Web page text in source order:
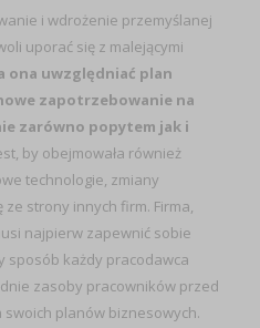
i wdrożenie przemyślanej
uporać się z malejącymi
ona uwzględniać plan
zapotrzebowanie na
zarówno popytem jak i
by obejmowała również
technologie, zmiany
strony innych firm. Firma,
najpierw zapewnić sobie
sposób każdy pracodawca
zasoby pracowników przed
planów biznesowych.